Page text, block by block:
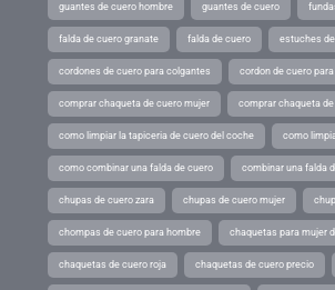
guantes de cuero hombre guantes de cuero
falda de cuero granate falda de cuero estuches
cordones de cuero para colgantes cordon de cuero
comprar chaqueta de cuero mujer comprar chaqueta
como limpiar la tapiceria de cuero del coche como
como combinar una falda de cuero combinar una falda
chupas de cuero zara chupas de cuero mujer
chompas de cuero para hombre chaquetas para mujer
chaquetas de cuero roja chaquetas de cuero precio